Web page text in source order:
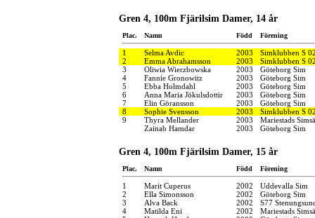
Gren 4, 100m Fjärilsim Damer, 14 år
Plac. Namn Född Förening
1 Selma Avdic 2003
Simklubben S
2
Emma Abrahamsson 2003
Simklubben S
3
Oliwia Wierzbowska 2003
Göteborg Sim
4
Fannie Gronowitz 2003
Göteborg Sim
5
Ebba Holmdahl 2003
Göteborg Sim
6
Anna Maria Jökulsdottir 2003
Göteborg Sim
7
Elin Göransson 2003
Göteborg Sim
8
Sophie Svensson 2003
Simklubben S
9
Thyra Mellander 2003
Mariestads
Zainab Hamdar
2003 Göteborg Sim
Gren 4, 100m Fjärilsim Damer, 15 år
Plac. Namn Född Förening
1 Marit Cuperus 2002
Uddevalla Sim
2
Ella Simonsson 2002
Göteborg Sim
3
Alva Back 2002
S77
4
Matilda Eni 2002
Mariestads